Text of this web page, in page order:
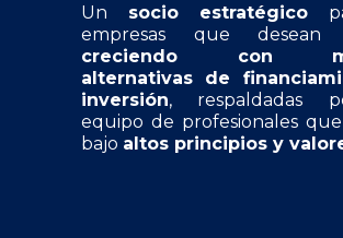
Un socio estratégico
empresas que desean
creciendo con
alternativas de
inversión, respaldadas
equipo de profesionales
bajo altos principios y